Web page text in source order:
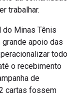
trabalhar.
do Minas Tênis
apoio das
todo
o recebimento
de
cartas fossem